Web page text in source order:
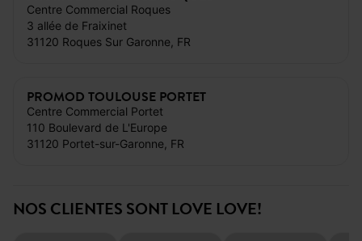
Centre Commercial Roques
3 allée de Fraixinet
31120 Roques Sur Garonne, FR
PROMOD TOULOUSE PORTET
Centre Commercial Portet
110 Boulevard de L'Europe
31120 Portet-sur-Garonne, FR
NOS CLIENTES SONT LOVE LOVE!